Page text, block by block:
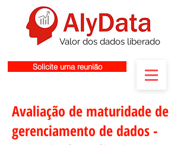
Valor dos dados liberado
Solicite uma reunião
Avaliação de maturidade de
gerenciamento de dados -